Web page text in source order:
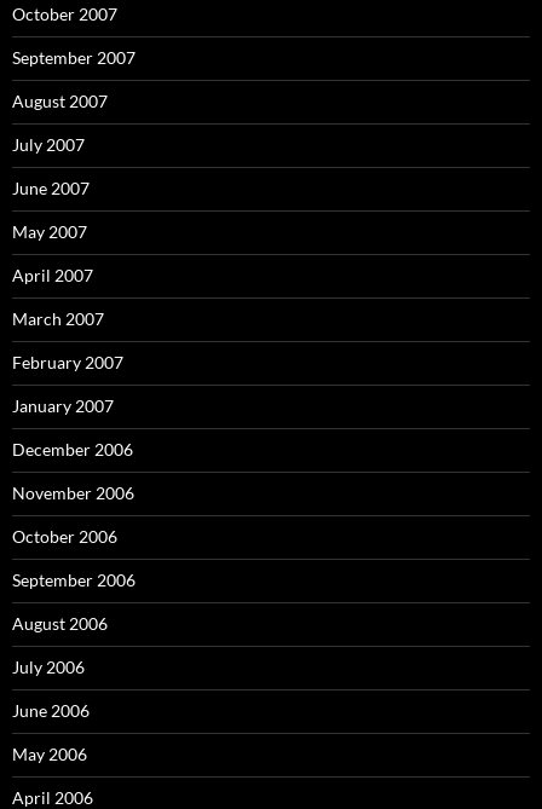
October 2007
September 2007
August 2007
July 2007
June 2007
May 2007
April 2007
March 2007
February 2007
January 2007
December 2006
November 2006
October 2006
September 2006
August 2006
July 2006
June 2006
May 2006
April 2006